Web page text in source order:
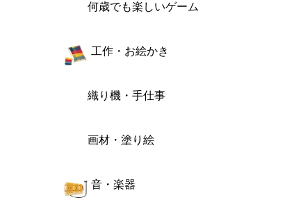
何歳でも楽しいゲーム
工作・お絵かき
織り機・手仕事
画材・塗り絵
音・楽器